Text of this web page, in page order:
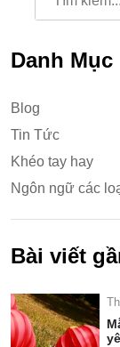
Danh Mục
Blog
Tin Tức
Khéo tay hay
Ngôn ngữ các
Bài viết